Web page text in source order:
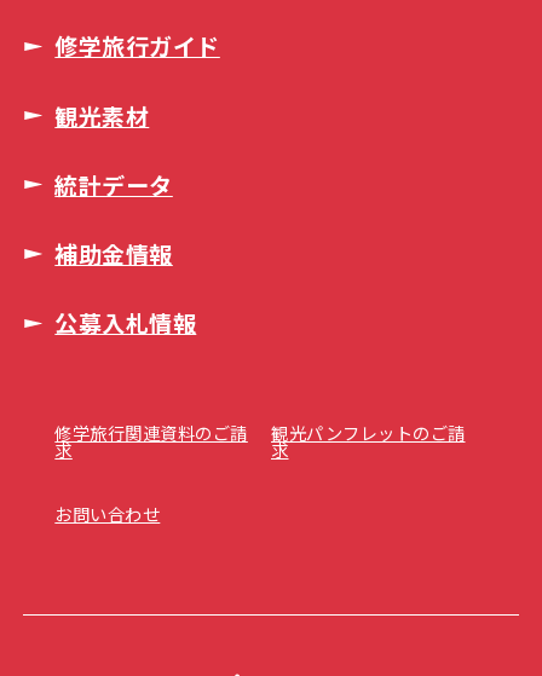
修学旅行ガイド
観光素材
統計データ
補助金情報
公募入札情報
修学旅行関連資料のご請
求
観光パンフレットのご請
求
お問い合わせ